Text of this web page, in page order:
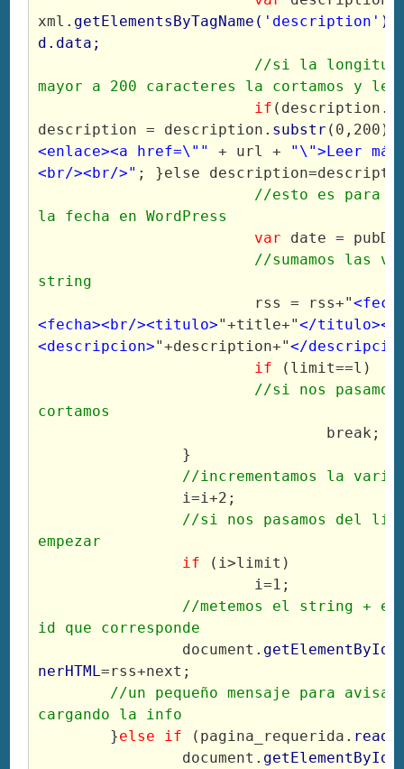
xml. getElementsByTagName( 'description'
d.data;
//si la longitud
mayor a 200 caracteres la cortamos y le
if
description = description. substr
<enlace><a href=\""
+ url + "\">Leer
<br/><br/>" ; }else
//esto es para
la fecha en WordPress
var date =
string
			rss = rss+"
<fecha><br/><titulo>"+title+"</
<descripcion>"+description+"</
if (limit==l)
cortamos
				break;
		}
//incrementamos la
		i=i+2;
empezar
if (i>limit)
			i=1;
id que corresponde
		document.
nerHTML=rss+next;
//un pequeño mensaje para
cargando la info
	}
else if (pagina_requerida.
		document.